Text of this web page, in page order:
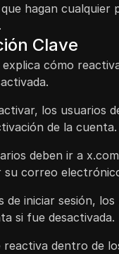
hagan
Clave
explica cómo
los usuarios
de la cuenta.
deben ir a
su correo
de iniciar sesión,
si fue desactivada.
reactiva dentro de